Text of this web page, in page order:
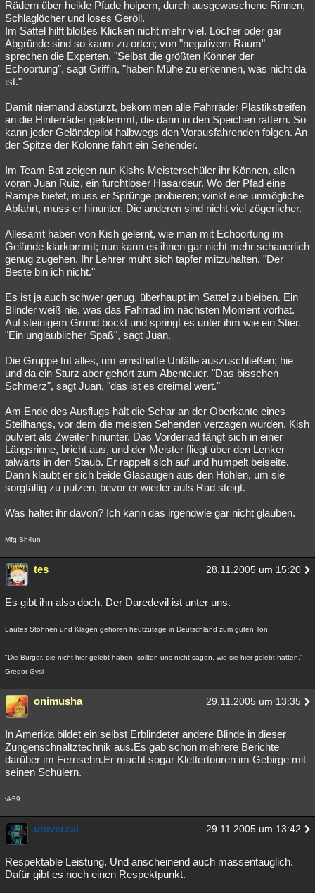
Rädern über heikle Pfade holpern, durch ausgewaschene Rinnen,
Schlaglöcher und loses Geröll.
Im Sattel hilft bloßes Klicken nicht mehr viel. Löcher oder gar
Abgründe sind so kaum zu orten; von "negativem Raum"
sprechen die Experten. "Selbst die größten Könner der
Echoortung", sagt Griffin, "haben Mühe zu erkennen, was nicht da
ist."
Damit niemand abstürzt, bekommen alle Fahrräder Plastikstreifen
an die Hinterräder geklemmt, die dann in den Speichen rattern. So
kann jeder Geländepilot halbwegs den Vorausfahrenden folgen. An
der Spitze der Kolonne fährt ein Sehender.
Im Team Bat zeigen nun Kishs Meisterschüler ihr Können, allen
voran Juan Ruiz, ein furchtloser Hasardeur. Wo der Pfad eine
Rampe bietet, muss er Sprünge probieren; winkt eine unmögliche
Abfahrt, muss er hinunter. Die anderen sind nicht viel zögerlicher.
Allesamt haben von Kish gelernt, wie man mit Echoortung im
Gelände klarkommt; nun kann es ihnen gar nicht mehr schauerlich
genug zugehen. Ihr Lehrer müht sich tapfer mitzuhalten. "Der
Beste bin ich nicht."
Es ist ja auch schwer genug, überhaupt im Sattel zu bleiben. Ein
Blinder weiß nie, was das Fahrrad im nächsten Moment vorhat.
Auf steinigem Grund bockt und springt es unter ihm wie ein Stier.
"Ein unglaublicher Spaß", sagt Juan.
Die Gruppe tut alles, um ernsthafte Unfälle auszuschließen; hie
und da ein Sturz aber gehört zum Abenteuer. "Das bisschen
Schmerz", sagt Juan, "das ist es dreimal wert."
Am Ende des Ausflugs hält die Schar an der Oberkante eines
Steilhangs, vor dem die meisten Sehenden verzagen würden. Kish
pulvert als Zweiter hinunter. Das Vorderrad fängt sich in einer
Längsrinne, bricht aus, und der Meister fliegt über den Lenker
talwärts in den Staub. Er rappelt sich auf und humpelt beiseite.
Dann klaubt er sich beide Glasaugen aus den Höhlen, um sie
sorgfältig zu putzen, bevor er wieder aufs Rad steigt.
Was haltet ihr davon? Ich kann das irgendwie gar nicht glauben.
Mfg Sh4un
tes 28.11.2005 um 15:20
Es gibt ihn also doch. Der Daredevil ist unter uns.
Lautes Stöhnen und Klagen gehören heutzutage in Deutschland zum guten Ton.
"Die Bürger, die nicht hier gelebt haben, sollten uns nicht sagen, wie sie hier gelebt hätten."
Gregor Gysi
onimusha 29.11.2005 um 13:35
In Amerika bildet ein selbst Erblindeter andere Blinde in dieser
Zungenschnaltztechnik aus.Es gab schon mehrere Berichte
darüber im Fernsehn.Er macht sogar Klettertouren im Gebirge mit
seinen Schülern.
vk59
univerzal 29.11.2005 um 13:42
Respektable Leistung. Und anscheinend auch massentauglich.
Dafür gibt es noch einen Respektpunkt.